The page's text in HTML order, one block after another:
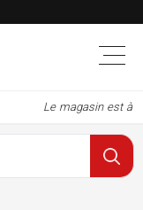
Le magasin est à